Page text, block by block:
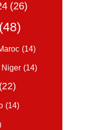
(26)
(48)
(14)
Niger (14)
(22)
(14)